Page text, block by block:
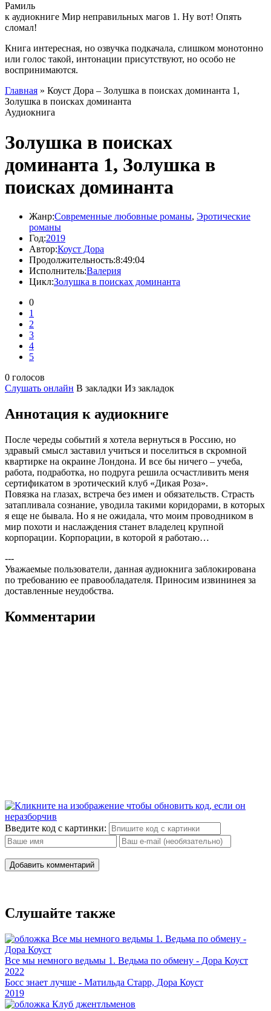
Рамиль
к аудиокниге Мир неправильных магов 1. Ну вот! Опять
сломал!
Книга интересная, но озвучка подкачала, слишком монотонно
или голос такой, интонации присутствуют, но особо не
воспринимаются.
Главная » Коуст Дора – Золушка в поисках доминанта 1,
Золушка в поисках доминанта
Аудиокнига
Золушка в поисках
доминанта 1, Золушка в
поисках доминанта
Жанр:Современные любовные романы, Эротические
романы
Год:2019
Автор:Коуст Дора
Продолжительность:8:49:04
Исполнитель:Валерия
Цикл:Золушка в поисках доминанта
0
1
2
3
4
5
0 голосов
Слушать онлайн В закладки Из закладок
Аннотация к аудиокниге
После череды событий я хотела вернуться в Россию, но
здравый смысл заставил учиться и поселиться в скромной
квартирке на окраине Лондона. И все бы ничего – учеба,
работа, подработка, но подруга решила осчастливить меня
сертификатом в эротический клуб «Дикая Роза».
Повязка на глазах, встреча без имен и обязательств. Страсть
затапливала сознание, уводила такими коридорами, в которых
я еще не бывала. Но я не ожидала, что моим проводником в
мир похоти и наслаждения станет владелец крупной
корпорации. Корпорации, в которой я работаю…
---
Уважаемые пользователи, данная аудиокнига заблокирована
по требованию ее правообладателя. Приносим извининея за
доставленные неудобства.
Комментарии
Введите код с картинки:
Добавить комментарий
Слушайте также
Все мы немного ведьмы 1. Ведьма по обмену - Дора Коуст
2022
Босс знает лучше - Матильда Старр, Дора Коуст
2019